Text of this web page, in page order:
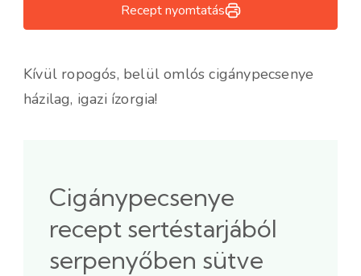
Recept nyomtatás
Kívül ropogós, belül omlós cigánypecsenye
házilag, igazi ízorgia!
Cigánypecsenye
recept sertéstarjából
serpenyőben sütve